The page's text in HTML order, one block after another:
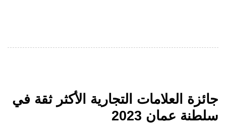
جائزة العلامات التجارية الأكثر ثقة في
سلطنة عمان 2023